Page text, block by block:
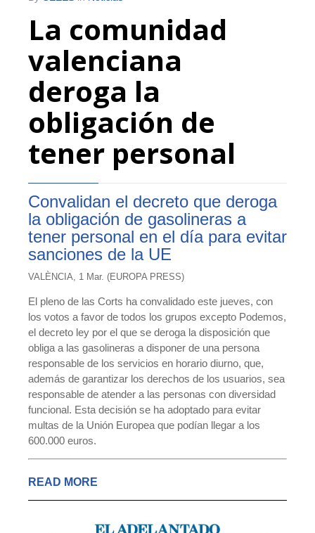
La comunidad
valenciana
deroga la
obligación de
tener personal
Convalidan el decreto que deroga
la obligación de gasolineras a
tener personal en el día para evitar
sanciones de la UE
VALÈNCIA, 1 Mar. (EUROPA PRESS)
El pleno de las Corts ha convalidado este jueves, con
los votos a favor de todos los grupos excepto Podemos,
el decreto ley por el que se deroga la disposición que
obliga a las gasolineras a disponer de una persona
responsable de los servicios en horario diurno, que,
además de garantizar los derechos de los usuarios, sea
responsable de atender a las personas con diversidad
funcional. Esta decisión se ha adoptado para evitar
multas de la Unión Europea que podían llegar a los
600.000 euros.
READ MORE